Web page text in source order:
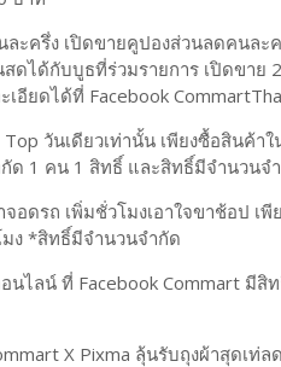
ะครึ่ง เปิดขายคูปองส่วนลดคนล
ดได้กับบูธที่ร่วมรายการ เปิดขาย
อียดได้ที่ Facebook
Top วันเดียวเท่านั้น เพียงซื้อสินค้
ด 1 คน 1 สิทธิ์ และสิทธิ์มีจำนวนจ
อดรถ เพิ่มชั่วโมงเอาใจขาช้อป
ง *สิทธิ์มีจำนวนจำกัด
นไลน์ ที่ Facebook Commart มี
X Pixma ลุ้นรับถุงผ้าสุดเท่